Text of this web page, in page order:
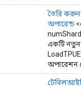
তৈরি করুন
অপারেন্ড
একটি নতুন
অপারেশন